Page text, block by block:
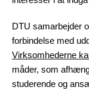
DTU samarbejder
forbindelse med
Virksomhederne
måder, som
studerende og